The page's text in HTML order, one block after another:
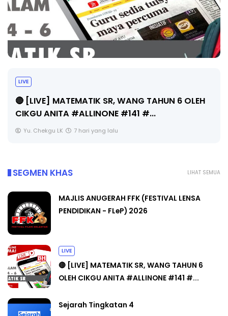
LIVE
🔴 [LIVE] MATEMATIK SR, WANG TAHUN 6 OLEH
CIKGU ANITA #ALLINONE #141 #...
Yu. Chekgu LK 7 hari yang lalu
LIHAT SEMUA
SEGMEN KHAS
MAJLIS ANUGERAH FFK (FESTIVAL LENSA
PENDIDIKAN - FLeP) 2026
LIVE
🔴 [LIVE] MATEMATIK SR, WANG TAHUN 6
OLEH CIKGU ANITA #ALLINONE #141 #...
Sejarah Tingkatan 4